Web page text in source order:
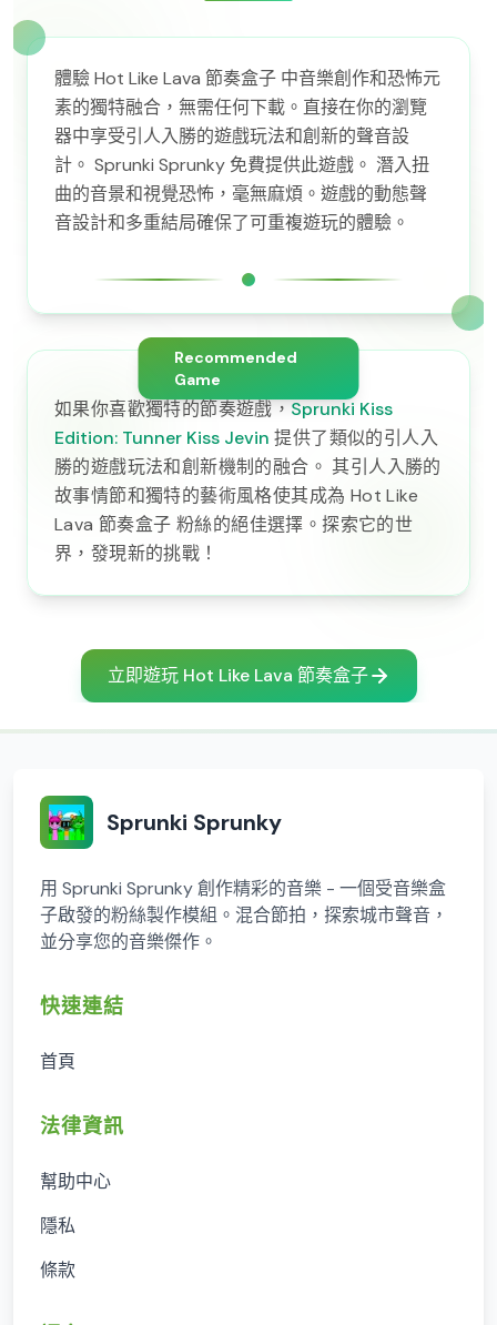
體驗 Hot Like Lava 節奏盒子 中音樂創作和恐怖元
素的獨特融合，無需任何下載。直接在你的瀏覽
器中享受引人入勝的遊戲玩法和創新的聲音設
計。 Sprunki Sprunky 免費提供此遊戲。 潛入扭
曲的音景和視覺恐怖，毫無麻煩。遊戲的動態聲
音設計和多重結局確保了可重複遊玩的體驗。
Recommended
Game
如果你喜歡獨特的節奏遊戲， Sprunki Kiss
Edition: Tunner Kiss Jevin 提供了類似的引人入
勝的遊戲玩法和創新機制的融合。 其引人入勝的
故事情節和獨特的藝術風格使其成為 Hot Like
Lava 節奏盒子 粉絲的絕佳選擇。探索它的世
界，發現新的挑戰！
立即遊玩 Hot Like Lava 節奏盒子
Sprunki Sprunky
用 Sprunki Sprunky 創作精彩的音樂 - 一個受音樂盒
子啟發的粉絲製作模組。混合節拍，探索城市聲音，
並分享您的音樂傑作。
快速連結
首頁
法律資訊
幫助中心
隱私
條款